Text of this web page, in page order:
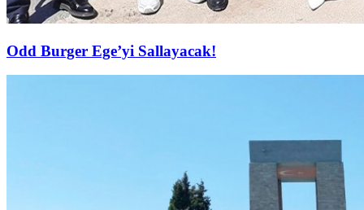
Odd Burger Ege’yi Sallayacak!